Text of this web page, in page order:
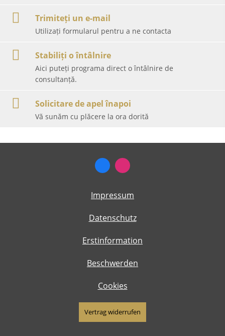
Trimiteți un e-mail
Utilizați formularul pentru a ne contacta
Stabiliți o întâlnire
Aici puteți programa direct o întâlnire de
consultanță.
Solicitare de apel înapoi
Vă sunăm cu plăcere la ora dorită
Impressum
Datenschutz
Erstinformation
Beschwerden
Cookies
Vertrag widerrufen